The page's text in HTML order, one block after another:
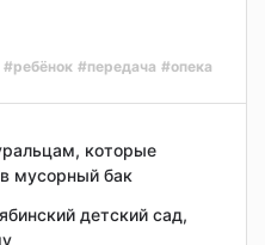
#ребёнок #передача #опека
которые
мусорный бак
детский сад,